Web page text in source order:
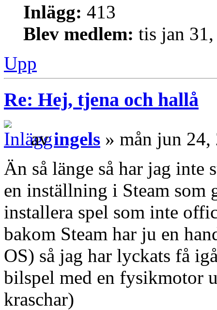
Inlägg: 413
Blev medlem: tis jan
Upp
Re: Hej, tjena och hallå
avingels » mån jun
Än så länge så har jag inte
en inställning i Steam som
installera spel som inte
bakom Steam har ju en
OS) så jag har lyckats få
bilspel med en fysikmotor
kraschar)